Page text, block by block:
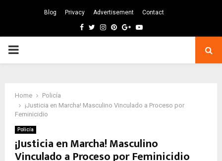
Blog Privacy Advertisement Contact
Facebook
TwitterInstagram
Pinterest
GoogleYoutube
PRIMARY
Home
Policía
¡Justicia en Marcha! Masculino Vinculado a Proceso por
Feminicidio
Policía
¡Justicia en Marcha! Masculino
Vinculado a Proceso por Feminicidio